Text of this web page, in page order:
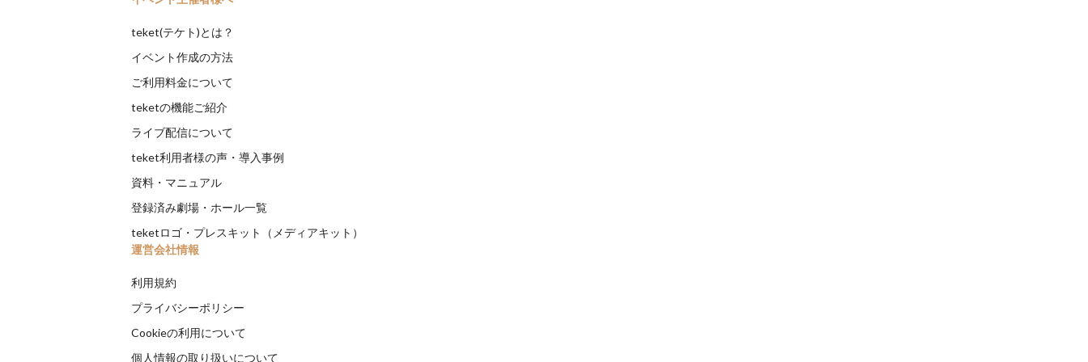
teket(テケト)とは？
イベント作成の方法
ご利用料金について
teketの機能ご紹介
ライブ配信について
teket利用者様の声・導入事例
資料・マニュアル
登録済み劇場・ホール一覧
teketロゴ・プレスキット（メディアキット）
運営会社情報
利用規約
プライバシーポリシー
Cookieの利用について
個人情報の取り扱いについて